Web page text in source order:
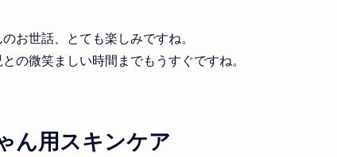
お世話、とても楽しみですね。
の微笑ましい時間までもうすぐですね。
ん用スキンケア